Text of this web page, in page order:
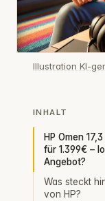
Illustration KI-
INHALT
HP Omen
für 1.399€ –
Angebot?
Was steckt
von HP?